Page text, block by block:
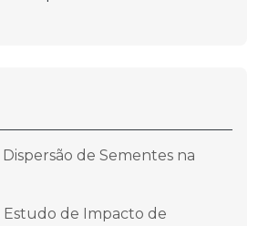
de Sementes na
de Impacto de